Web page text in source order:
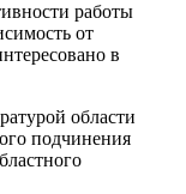
работы
от
в
области
подчинения